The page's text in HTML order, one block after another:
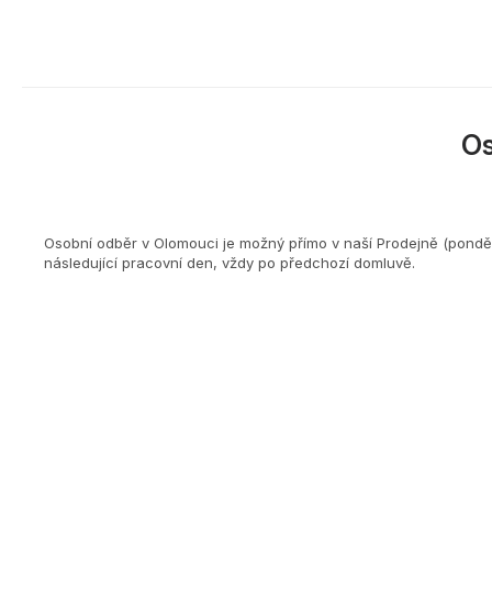
Osobní odběr v Olomouci je možný přímo v naší Prodejně
následující pracovní den, vždy po předchozí domluvě.